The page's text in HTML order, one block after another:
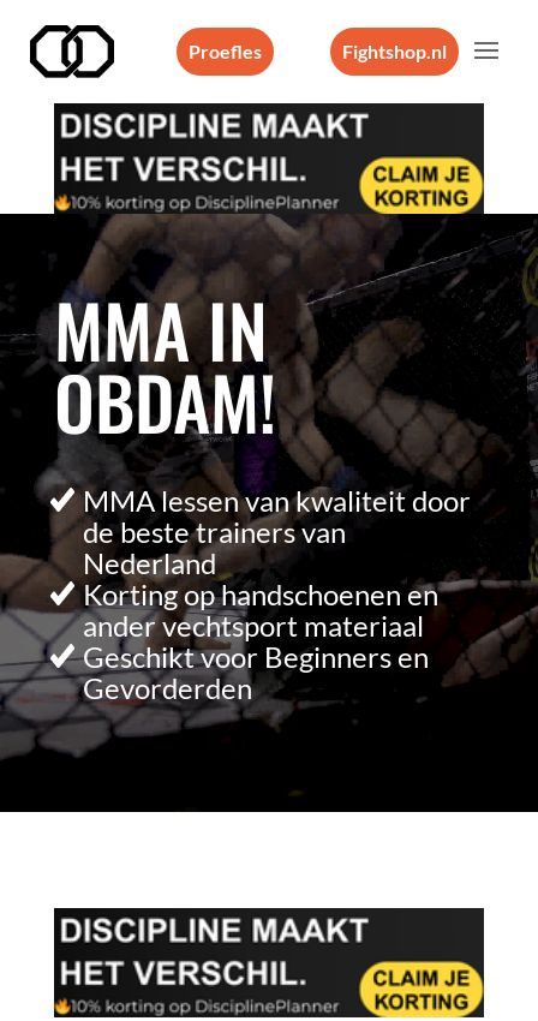
Proefles Fightshop.nl
MMA IN
OBDAM!
MMA lessen van kwaliteit door
de beste trainers van
Nederland
Korting op handschoenen en
ander vechtsport materiaal
Geschikt voor Beginners en
Gevorderden